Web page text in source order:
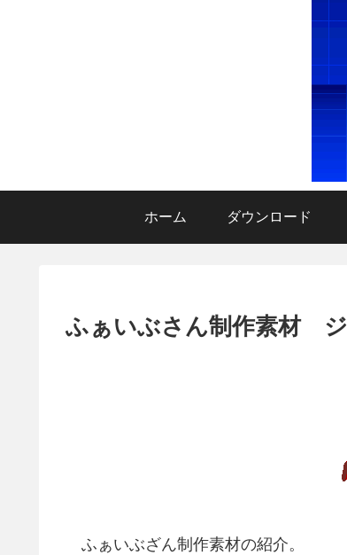
ホーム ダウンロード
ふぁいぶさん制作素材
ふぁいぶざん制作素材の紹介。